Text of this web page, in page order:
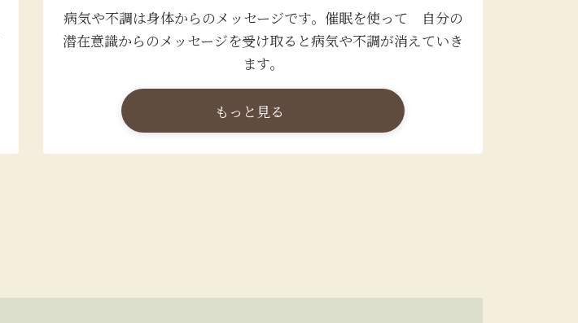
病気や不調は身体からのメッセージです。催眠を使って 自分の
潜在意識からのメッセージを受け取ると病気や不調が消えていき
ます。
もっと見る